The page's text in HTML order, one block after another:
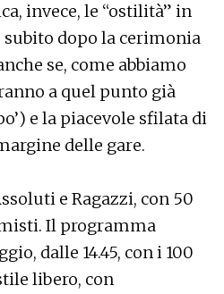
invece, le “ostilità” in
dopo la cerimonia
se, come abbiamo
a quel punto già
e la piacevole sfilata di
delle gare.
e Ragazzi, con 50
Il programma
dalle 14.45, con i 100
libero, con